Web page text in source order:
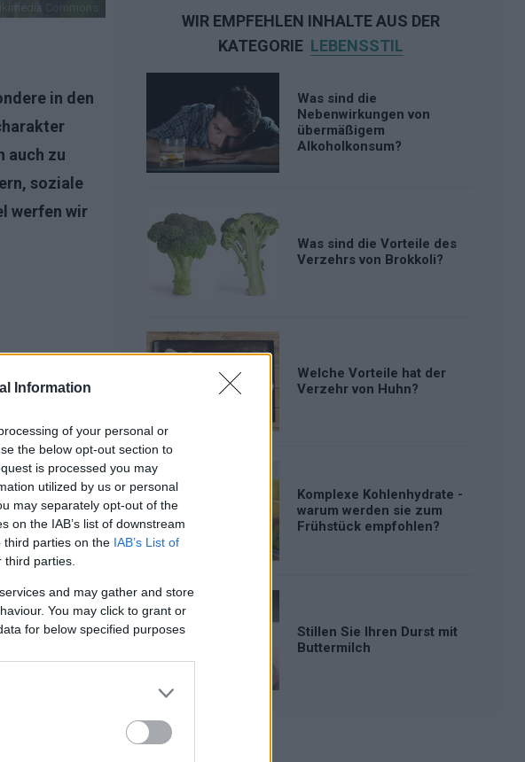
Information
of your personal or
the below opt-out section to
is processed you may
utilized by us or personal
may separately opt-out of the
on the IAB’s list of downstream
third parties on the IAB’s List of
parties.
and may gather and store
You may click to grant or
for below specified purposes
in den
auch zu
soziale
werfen wir
WIR EMPFEHLEN INHALTE AUS DER
KATEGORIE LEBENSSTIL
Was sind die
Nebenwirkungen von
übermäßigem
Alkoholkonsum?
Was sind die Vorteile des
Verzehrs von Brokkoli?
Welche Vorteile hat der
Verzehr von Huhn?
Komplexe Kohlenhydrate -
warum werden sie zum
Frühstück empfohlen?
Stillen Sie Ihren Durst mit
Buttermilch